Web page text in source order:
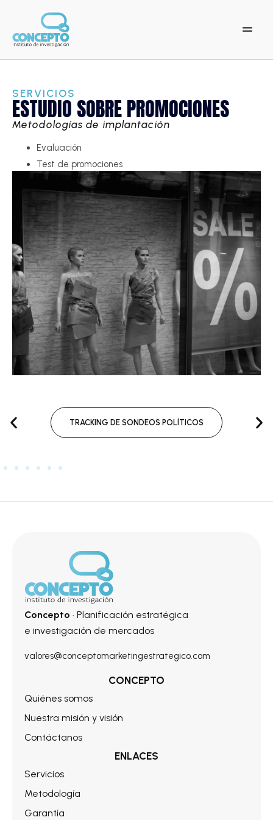
SERVICIOS
ESTUDIO SOBRE PROMOCIONES
Metodologías de implantación
Evaluación
Test de promociones
Test de patrocinios
TRACKING DE SONDEOS POLÍTICOS
Concepto · Planificación estratégica
e investigación de mercados
valores@conceptomarketingestrategico.com
CONCEPTO
Quiénes somos
Nuestra misión y visión
Contáctanos
ENLACES
Servicios
Metodología
Garantía